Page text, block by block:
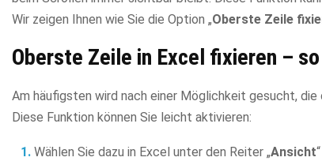
Wir zeigen Ihnen wie Sie die Option „Oberste Zeile
Oberste Zeile in Excel fixieren – so
Am häufigsten wird nach einer Möglichkeit gesucht,
Diese Funktion können Sie leicht aktivieren:
Wählen Sie dazu in Excel unter den Reiter „Ansicht